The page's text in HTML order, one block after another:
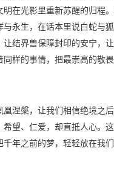
在光影里重新苏醒的归程
永生，在话本里说白蛇与
结界兽保障封印的安宁，
样的事情，把最崇高的敬
涅槃，让我们相信绝境之
望、仁爱，却直抵人心。
年之前的梦，轻轻放在我